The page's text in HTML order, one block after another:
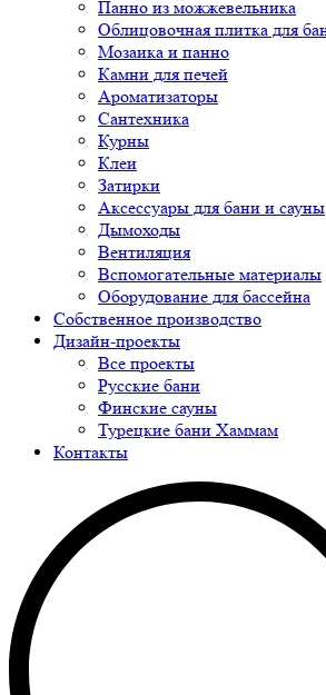
Панно из можжевельника
Облицовочная плитка для
Мозаика и панно
Камни для печей
Ароматизаторы
Сантехника
Курны
Клеи
Затирки
Аксессуары для бани и сауны
Дымоходы
Вентиляция
Вспомогательные материалы
Оборудование для бассейна
Собственное производство
Дизайн-проекты
Все проекты
Русские бани
Финские сауны
Турецкие бани Хаммам
Контакты